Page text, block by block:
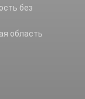
без
область